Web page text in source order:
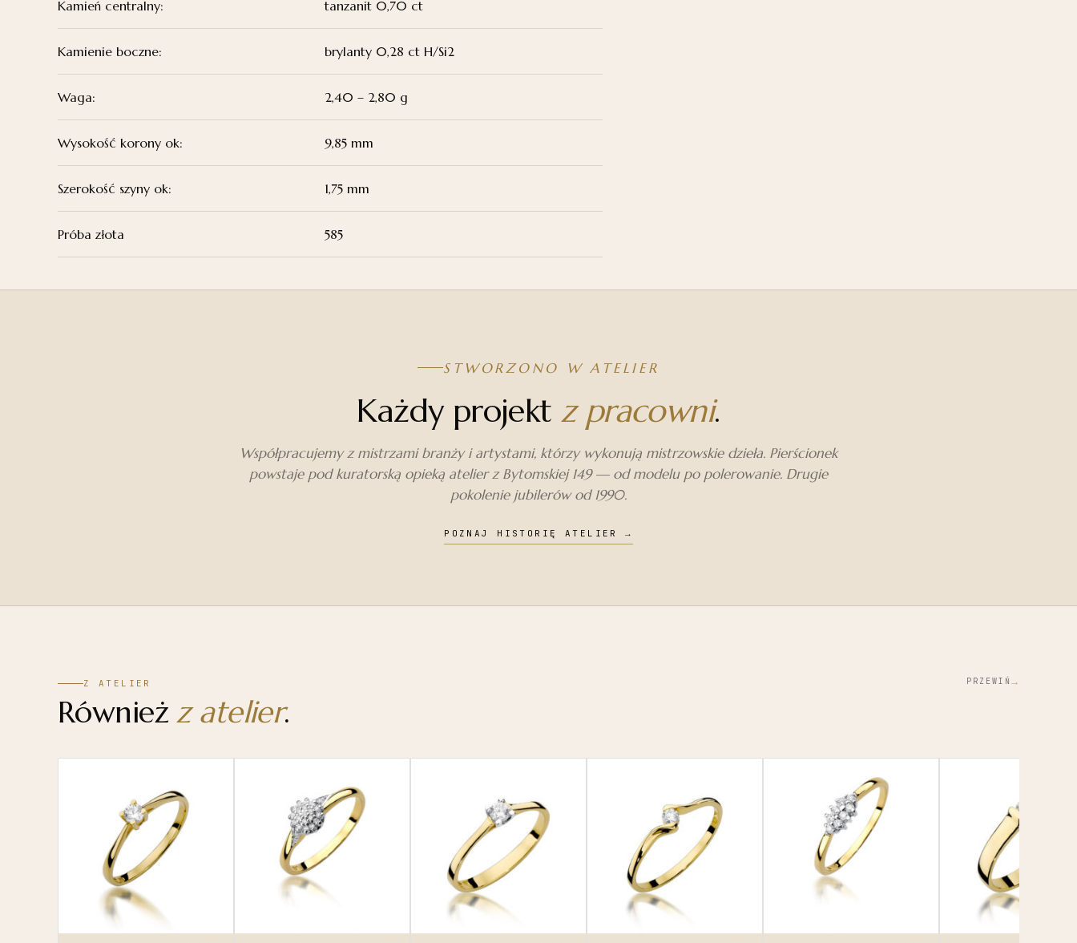
Kamień centralny: tanzanit 0,70 ct
Kamienie boczne: brylanty 0,28 ct H/Si2
Waga: 2,40 – 2,80 g
Wysokość korony ok: 9,85 mm
Szerokość szyny ok: 1,75 mm
Próba złota 585
STWORZONO W ATELIER
Każdy projektz pracowni.
Współpracujemy z mistrzami branży i artystami, którzy wykonują mistrzowskie dzieła. Pierścionek
powstaje pod kuratorską opieką atelier z Bytomskiej 149 — od modelu po polerowanie. Drugie
pokolenie jubilerów od 1990.
POZNAJ HISTORIĘ ATELIER→
Z ATELIER
Równieżz atelier.
PRZEWIŃ →